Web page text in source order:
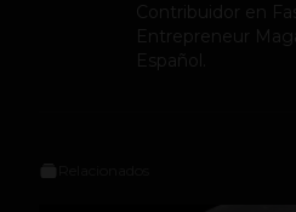
Contribuidor en
Entrepreneur
Español.